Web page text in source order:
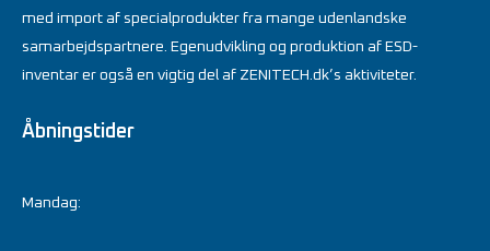
med import af specialprodukter fra mange udenlandske
samarbejdspartnere. Egenudvikling og produktion af ESD-
inventar er også en vigtig del af ZENITECH.dk’s aktiviteter.
Åbningstider
Mandag: